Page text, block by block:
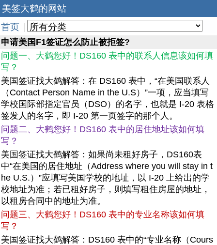
美签大鹤的网站
首页
申请美国F1签证怎么防止被拒签?
问题一、大鹤您好！DS160 表中的联系人信息该如何填
写？
美国签证找大鹤解答：在 DS160 表中，“在美国联系人
（Contact Person Name in the U.S）”一项，应当填写
学校国际部指定官员（DSO）的名字，也就是 I-20 表格
签发人的名字，即 I-20 第一页签字的那个人。
问题二、大鹤您好！DS160 表中的居住地址该如何填
写？
美国签证找大鹤解答：如果尚未租好房子，DS160表
中“在美国的居住地址（Address where you will stay in t
he U.S.）”应填写美国学校的地址，以 I-20 上给出的学
校地址为准；若已租好房子，则填写租住房屋的地址，
以租房合同中的地址为准。
问题三、大鹤您好！DS160 表中的专业名称该如何填
写？
美国签证找大鹤解答：DS160 表中的“专业名称（Cours